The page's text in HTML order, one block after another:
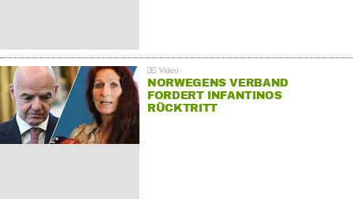
NORWEGENS VERBAND
FORDERT INFANTINOS
RÜCKTRITT